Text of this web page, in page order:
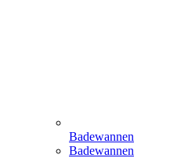
Badewannen
Badewannen